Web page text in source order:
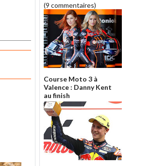
(9 commentaires)
Course Moto 3 à
Valence : Danny Kent
au finish